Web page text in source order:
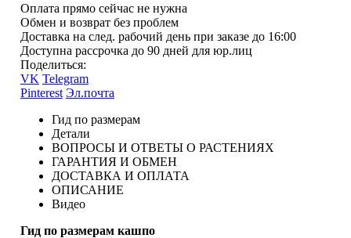
Оплата прямо сейчас не нужна
Обмен и возврат без проблем
Доставка на след. рабочий день при заказе до 16:00
Доступна рассрочка до 90 дней для юр.лиц
Поделиться:
VK Telegram
Pinterest Эл.почта
Гид по размерам
Детали
ВОПРОСЫ И ОТВЕТЫ О РАСТЕНИЯХ
ГАРАНТИЯ И ОБМЕН
ДОСТАВКА И ОПЛАТА
ОПИСАНИЕ
Видео
Гид по размерам кашпо